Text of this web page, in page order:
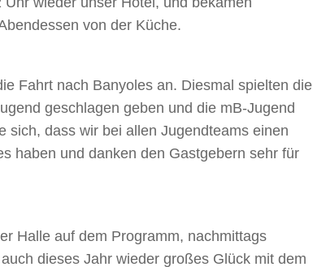
von der Küche.
Fahrt nach Banyoles an. Diesmal spielten die
geschlagen geben und die mB-Jugend
sich, dass wir bei allen Jugendteams einen
haben und danken den Gastgebern sehr für
Halle auf dem Programm, nachmittags
dieses Jahr wieder großes Glück mit dem